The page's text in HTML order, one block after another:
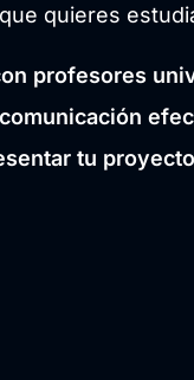
quieres
profesores
tu